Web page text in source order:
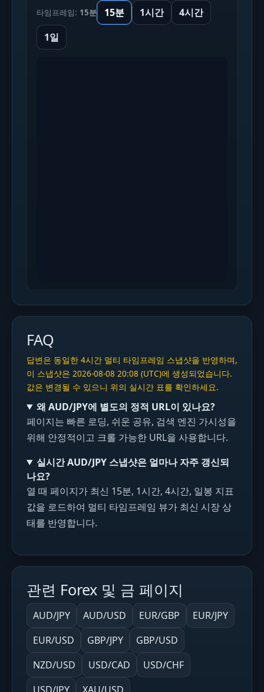
타임프레임: 15분 15분 1시간
4시간
1일
FAQ
답변은 동일한 4시간 멀티 타임프레임 스냅샷을 반영하며,
이 스냅샷은 2026-08-08 20:08 (UTC)에 생성되었습니다.
값은 변경될 수 있으니 위의 실시간 표를 확인하세요.
왜 AUD/JPY에 별도의 정적 URL이 있나요?
페이지는 빠른 로딩, 쉬운 공유, 검색 엔진 가시성을
위해 안정적이고 크롤 가능한 URL을 사용합니다.
실시간 AUD/JPY 스냅샷은 얼마나 자주 갱신되
나요?
열 때 페이지가 최신 15분, 1시간, 4시간, 일봉 지표
값을 로드하여 멀티 타임프레임 뷰가 최신 시장 상
태를 반영합니다.
관련 Forex 및 금 페이지
AUD/JPY AUD/USD EUR/GBP
EUR/JPY
EUR/USD
GBP/JPY
GBP/USD
NZD/USD
USD/CAD
USD/CHF